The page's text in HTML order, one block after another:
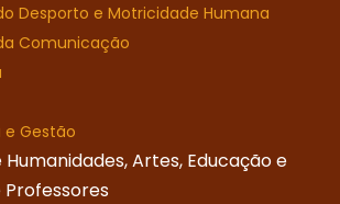
Desporto e Motricidade Humana
Comunicação
e Gestão
Artes, Educação e